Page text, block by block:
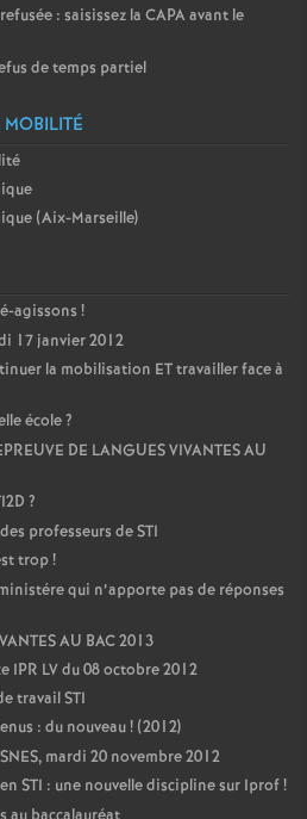
: saisissez la CAPA avant le
de temps partiel
(Aix-Marseille)
agissons !
17 janvier 2012
la mobilisation ET travailler face à
école?
DE LANGUES VIVANTES AU
?
professeurs de STI
trop!
qui n’apporte pas de réponses
AU BAC 2013
IPR LV du 08 octobre 2012
travail STI
: du nouveau! (2012)
mardi 20 novembre 2012
STI : une nouvelle discipline sur Iprof!